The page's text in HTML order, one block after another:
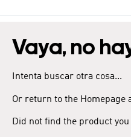
Vaya, no
Intenta buscar otra cosa...
Or return to the Homepage
Did not find the product